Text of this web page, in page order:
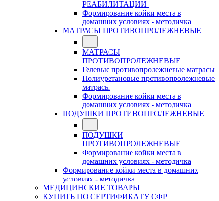
РЕАБИЛИТАЦИИ
Формирование койки места в
домашних условиях - методичка
МАТРАСЫ ПРОТИВОПРОЛЕЖНЕВЫЕ
МАТРАСЫ
ПРОТИВОПРОЛЕЖНЕВЫЕ
Гелевые противопролежневые матрасы
Полиуретановые противопролежневые
матрасы
Формирование койки места в
домашних условиях - методичка
ПОДУШКИ ПРОТИВОПРОЛЕЖНЕВЫЕ
ПОДУШКИ
ПРОТИВОПРОЛЕЖНЕВЫЕ
Формирование койки места в
домашних условиях - методичка
Формирование койки места в домашних
условиях - методичка
МЕДИЦИНСКИЕ ТОВАРЫ
КУПИТЬ ПО СЕРТИФИКАТУ СФР